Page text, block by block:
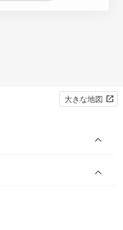
大きな地図